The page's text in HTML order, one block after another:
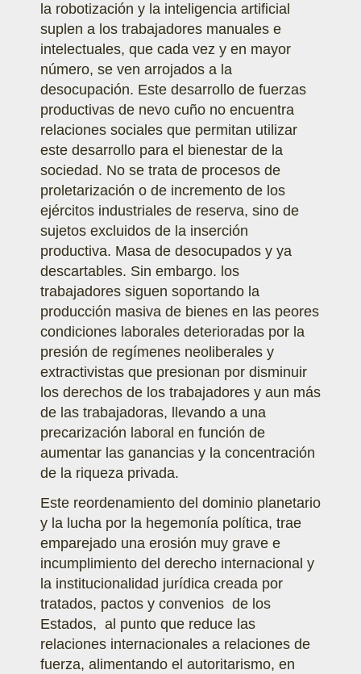
la robotización y la inteligencia artificial
suplen a los trabajadores manuales e
intelectuales, que cada vez y en mayor
número, se ven arrojados a la
desocupación. Este desarrollo de fuerzas
productivas de nevo cuño no encuentra
relaciones sociales que permitan utilizar
este desarrollo para el bienestar de la
sociedad. No se trata de procesos de
proletarización o de incremento de los
ejércitos industriales de reserva, sino de
sujetos excluidos de la inserción
productiva. Masa de desocupados y ya
descartables. Sin embargo. los
trabajadores siguen soportando la
producción masiva de bienes en las peores
condiciones laborales deterioradas por la
presión de regímenes neoliberales y
extractivistas que presionan por disminuir
los derechos de los trabajadores y aun más
de las trabajadoras, llevando a una
precarización laboral en función de
aumentar las ganancias y la concentración
de la riqueza privada.
Este reordenamiento del dominio planetario
y la lucha por la hegemonía política, trae
emparejado una erosión muy grave e
incumplimiento del derecho internacional y
la institucionalidad jurídica creada por
tratados, pactos y convenios de los
Estados, al punto que reduce las
relaciones internacionales a relaciones de
fuerza, alimentando el autoritarismo, en